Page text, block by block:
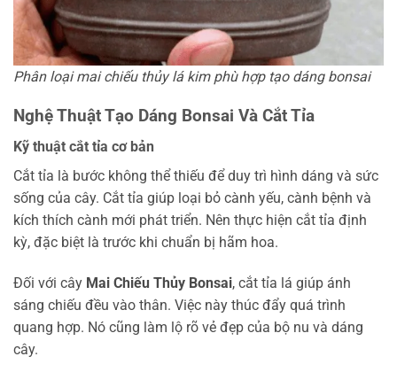
Phân loại mai chiếu thủy lá kim phù hợp tạo dáng bonsai
Nghệ Thuật Tạo Dáng Bonsai Và Cắt Tỉa
Kỹ thuật cắt tỉa cơ bản
Cắt tỉa là bước không thể thiếu để duy trì hình dáng và sức
sống của cây. Cắt tỉa giúp loại bỏ cành yếu, cành bệnh và
kích thích cành mới phát triển. Nên thực hiện cắt tỉa định
kỳ, đặc biệt là trước khi chuẩn bị hãm hoa.
Đối với cây Mai Chiếu Thủy Bonsai, cắt tỉa lá giúp ánh
sáng chiếu đều vào thân. Việc này thúc đẩy quá trình
quang hợp. Nó cũng làm lộ rõ vẻ đẹp của bộ nu và dáng
cây.